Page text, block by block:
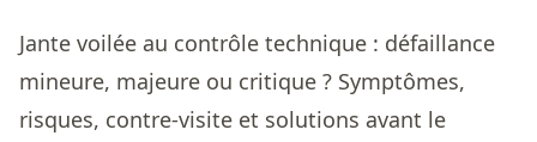
Jante voilée au contrôle technique : défaillance
mineure, majeure ou critique ? Symptômes,
risques, contre-visite et solutions avant le